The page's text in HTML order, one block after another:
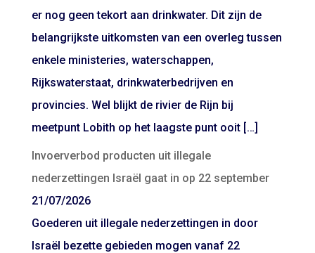
er nog geen tekort aan drinkwater. Dit zijn de
belangrijkste uitkomsten van een overleg tussen
enkele ministeries, waterschappen,
Rijkswaterstaat, drinkwaterbedrijven en
provincies. Wel blijkt de rivier de Rijn bij
meetpunt Lobith op het laagste punt ooit […]
Invoerverbod producten uit illegale
nederzettingen Israël gaat in op 22 september
21/07/2026
Goederen uit illegale nederzettingen in door
Israël bezette gebieden mogen vanaf 22